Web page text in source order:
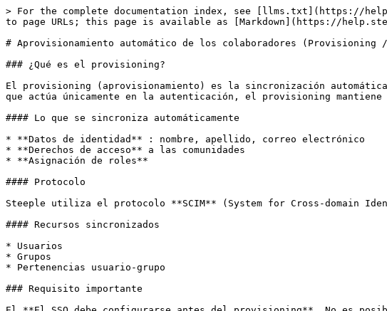
> For the complete documentation index, see [llms.txt](https://
to page URLs; this page is available as [Markdown](https://
# Aprovisionamiento automático de los colaboradores (Provisioning /
### ¿Qué es el provisioning?
El provisioning (aprovisionamiento) es la sincronización
que actúa únicamente en la autenticación, el provisioning mantiene
#### Lo que se sincroniza automáticamente
* **Datos de identidad** : nombre, apellido, correo electrónico
* **Derechos de acceso** a las comunidades
* **Asignación de roles**
#### Protocolo
Steeple utiliza el protocolo **SCIM** (System for Cross-domain
#### Recursos sincronizados
* Usuarios
* Grupos
* Pertenencias usuario-grupo
### Requisito importante